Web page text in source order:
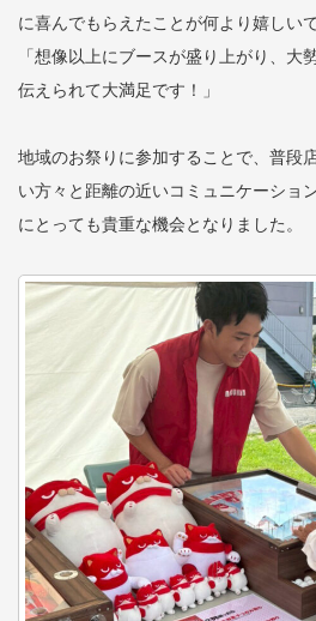
に喜んでもらえたことが何より嬉しいで
「想像以上にブースが盛り上がり、大
伝えられて大満足です！」
地域のお祭りに参加することで、普段
い方々と距離の近いコミュニケーショ
にとっても貴重な機会となりました。